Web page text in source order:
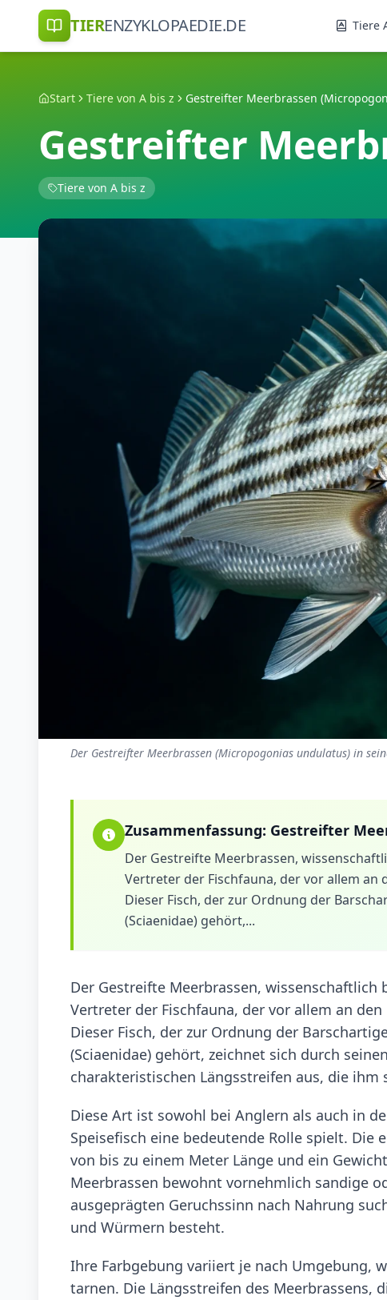
TIERENZYKLOPAEDIE.DE Tiere
Start Tiere von A bis z
Gestreifter
Tiere von A bis z
Der Gestreifter Meerbrassen (Micropogonias undulatus) in
Zusammenfassung: Gestreifter
Der Gestreifte Meerbrassen,
Vertreter der Fischfauna, der vor allem an
Dieser Fisch, der zur Ordnung der
(Sciaenidae) gehört,...
Der Gestreifte Meerbrassen,
Vertreter der Fischfauna, der vor allem an
Dieser Fisch, der zur Ordnung der
(Sciaenidae) gehört, zeichnet sich durch
charakteristischen Längsstreifen aus, die ihm
Diese Art ist sowohl bei Anglern als auch in
Speisefisch eine bedeutende Rolle spielt. Die
von bis zu einem Meter Länge und ein
Meerbrassen bewohnt vornehmlich sandige
ausgeprägten Geruchssinn nach Nahrung
und Würmern besteht.
Ihre Farbgebung variiert je nach Umgebung,
tarnen. Die Längsstreifen des Meerbrassens,